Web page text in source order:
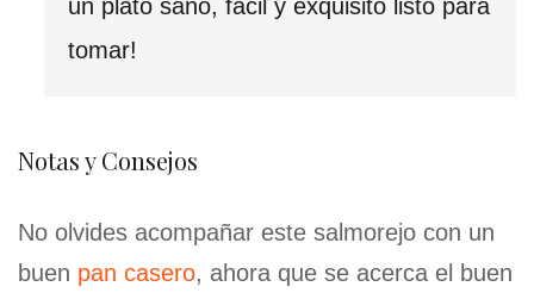
un plato sano, fácil y exquisito listo para
tomar!
Notas y Consejos
No olvides acompañar este salmorejo con un
buen pan casero, ahora que se acerca el buen